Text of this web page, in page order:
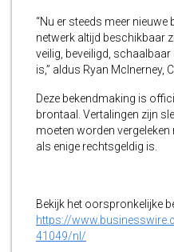
“Nu er steeds meer
netwerk altijd beschikbaar
veilig, beveiligd,
is,” aldus Ryan McInerney,
Deze bekendmaking is
brontaal. Vertalingen zijn
moeten worden vergeleken
als enige rechtsgeldig is.
Bekijk het oorspronkelijke
https://
41049/nl/